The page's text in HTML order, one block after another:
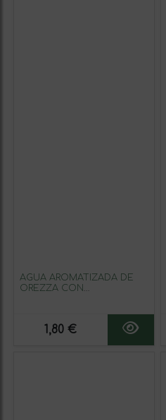
AGUA AROMATIZADA DE
OREZZA CON
1,80 €